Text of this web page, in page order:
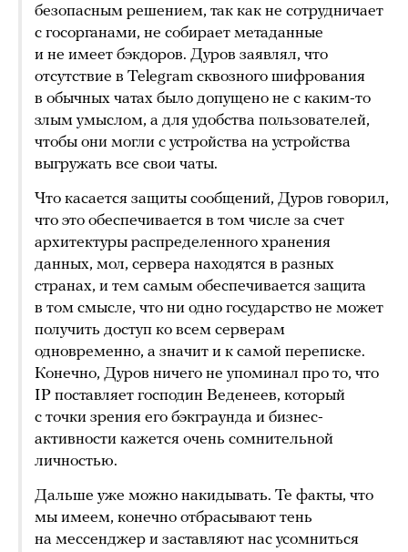
безопасным решением, так как не сотрудничает
с госорганами, не собирает метаданные
и не имеет бэкдоров. Дуров заявлял, что
отсутствие в Telegram сквозного шифрования
в обычных чатах было допущено не с каким-то
злым умыслом, а для удобства пользователей,
чтобы они могли с устройства на устройства
выгружать все свои чаты.
Что касается защиты сообщений, Дуров говорил,
что это обеспечивается в том числе за счет
архитектуры распределенного хранения
данных, мол, сервера находятся в разных
странах, и тем самым обеспечивается защита
в том смысле, что ни одно государство не может
получить доступ ко всем серверам
одновременно, а значит и к самой переписке.
Конечно, Дуров ничего не упоминал про то, что
IP поставляет господин Веденеев, который
с точки зрения его бэкграунда и бизнес-
активности кажется очень сомнительной
личностью.
Дальше уже можно накидывать. Те факты, что
мы имеем, конечно отбрасывают тень
на мессенджер и заставляют нас усомниться